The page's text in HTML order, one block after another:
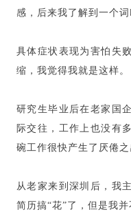
感，后来我了解到一个词
具体症状表现为害怕失
缩，我觉得我就是这样。
研究生毕业后在老家国
际交往，工作上也没有
碗工作很快产生了厌倦之
从老家来到深圳后，我
简历搞“花”了，但是我并